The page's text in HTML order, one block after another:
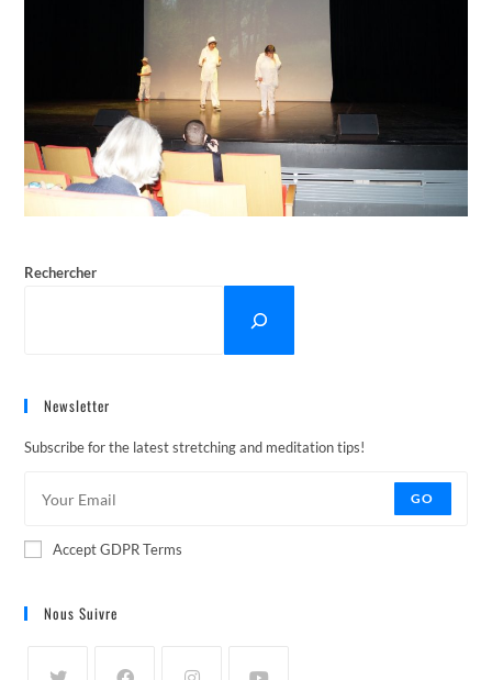
Rechercher
Newsletter
Subscribe for the latest stretching and meditation tips!
GO
Accept GDPR Terms
Nous Suivre